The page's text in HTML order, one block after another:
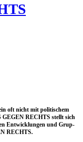
oft nicht mit poli­ti­schem
RECHTS stellt sich
Ent­wick­lun­gen und Grup­
RECHTS.